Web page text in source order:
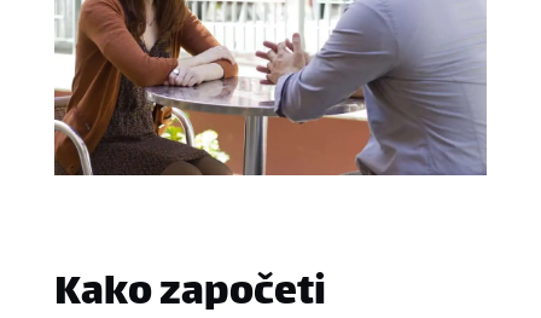
Kako započeti